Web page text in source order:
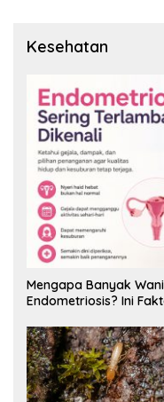
Kesehatan
Mengapa Banyak
Endometriosis? Ini